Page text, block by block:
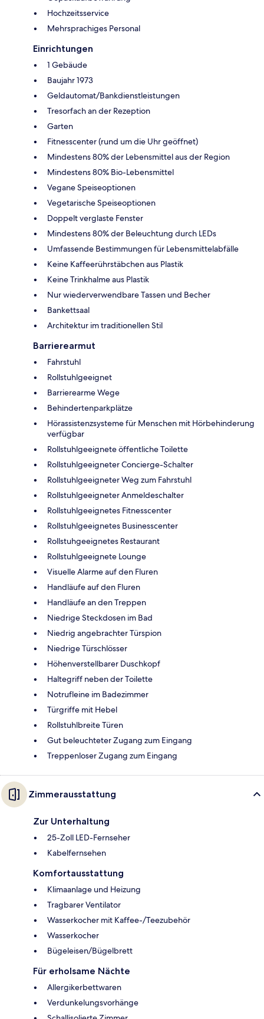
Hochzeitsservice
Mehrsprachiges Personal
Einrichtungen
1 Gebäude
Baujahr 1973
Geldautomat/Bankdienstleistungen
Tresorfach an der Rezeption
Garten
Fitnesscenter (rund um die Uhr geöffnet)
Mindestens 80% der Lebensmittel aus der Region
Mindestens 80% Bio-Lebensmittel
Vegane Speiseoptionen
Vegetarische Speiseoptionen
Doppelt verglaste Fenster
Mindestens 80% der Beleuchtung durch LEDs
Umfassende Bestimmungen für Lebensmittelabfälle
Keine Kaffeerührstäbchen aus Plastik
Keine Trinkhalme aus Plastik
Nur wiederverwendbare Tassen und Becher
Bankettsaal
Architektur im traditionellen Stil
Barrierearmut
Fahrstuhl
Rollstuhlgeeignet
Barrierearme Wege
Behindertenparkplätze
Hörassistenzsysteme für Menschen mit Hörbehinderung
verfügbar
Rollstuhlgeeignete öffentliche Toilette
Rollstuhlgeeigneter Concierge-Schalter
Rollstuhlgeeigneter Weg zum Fahrstuhl
Rollstuhlgeeigneter Anmeldeschalter
Rollstuhlgeeignetes Fitnesscenter
Rollstuhlgeeignetes Businesscenter
Rollstuhgeeignetes Restaurant
Rollstuhlgeeignete Lounge
Visuelle Alarme auf den Fluren
Handläufe auf den Fluren
Handläufe an den Treppen
Niedrige Steckdosen im Bad
Niedrig angebrachter Türspion
Niedrige Türschlösser
Höhenverstellbarer Duschkopf
Haltegriff neben der Toilette
Notrufleine im Badezimmer
Türgriffe mit Hebel
Rollstuhlbreite Türen
Gut beleuchteter Zugang zum Eingang
Treppenloser Zugang zum Eingang
Zimmerausstattung
Zur Unterhaltung
25-Zoll LED-Fernseher
Kabelfernsehen
Komfortausstattung
Klimaanlage und Heizung
Tragbarer Ventilator
Wasserkocher mit Kaffee-/Teezubehör
Wasserkocher
Bügeleisen/Bügelbrett
Für erholsame Nächte
Allergikerbettwaren
Verdunkelungsvorhänge